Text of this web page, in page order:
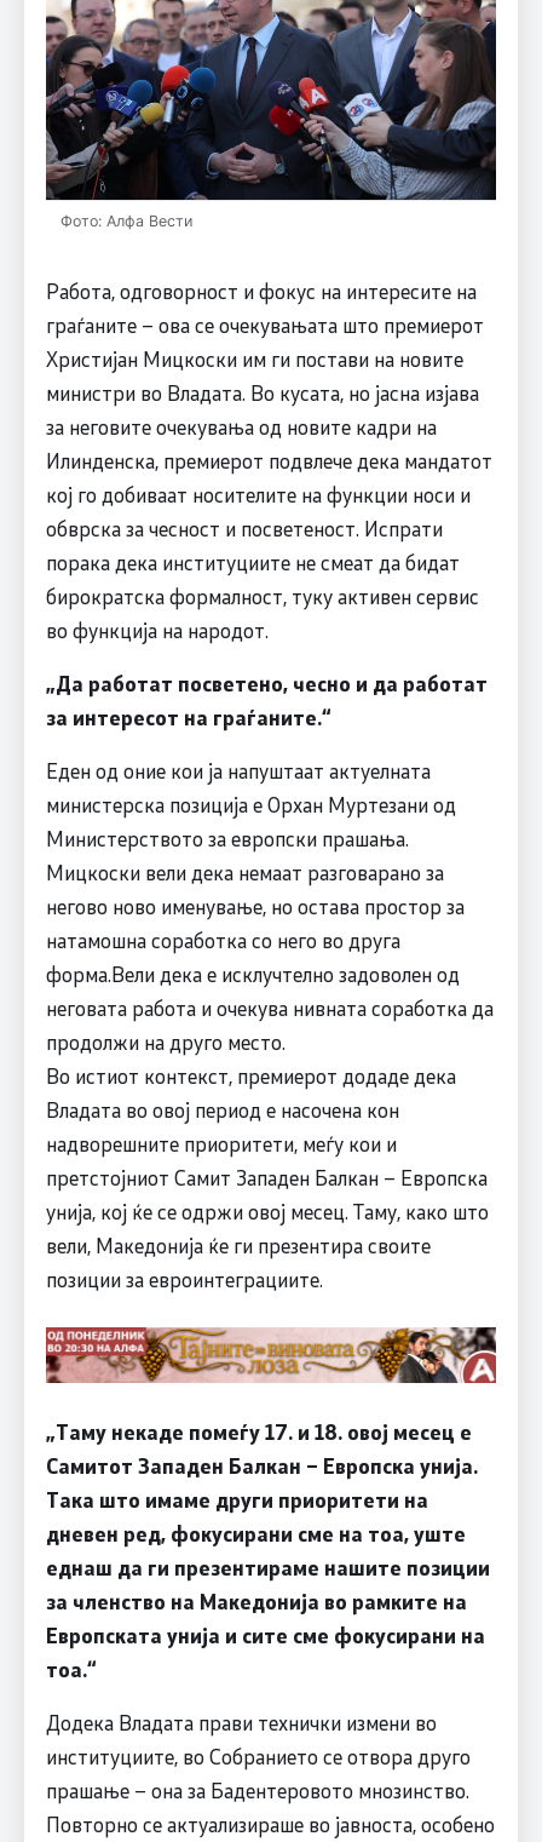
Фото: Алфа Вести
Работа, одговорност и фокус на интересите на
граѓаните – ова се очекувањата што премиерот
Христијан Мицкоски им ги постави на новите
министри во Владата. Во кусата, но јасна изјава
за неговите очекувања од новите кадри на
Илинденска, премиерот подвлече дека мандатот
кој го добиваат носителите на функции носи и
обврска за чесност и посветеност. Испрати
порака дека институциите не смеат да бидат
бирократскa формалност, туку активен сервис
во функција на народот.
„Да работат посветено, чесно и да работат
за интересот на граѓаните.“
Еден од оние кои ја напуштаат актуелната
министерска позиција е Орхан Муртезани од
Министерството за европски прашања.
Мицкоски вели дека немаат разговарано за
негово ново именување, но остава простор за
натамошна соработка со него во друга
форма.Вели дека е исклучтелно задоволен од
неговата работа и очекува нивната соработка да
продолжи на друго место.
Во истиот контекст, премиерот додаде дека
Владата во овој период е насочена кон
надворешните приоритети, меѓу кои и
претстојниот Самит Западен Балкан – Европска
унија, кој ќе се одржи овој месец. Таму, како што
вели, Македонија ќе ги презентира своите
позиции за евроинтеграциите.
„Таму некаде помеѓу 17. и 18. овој месец е
Самитот Западен Балкан – Европска унија.
Така што имаме други приоритети на
дневен ред, фокусирани сме на тоа, уште
еднаш да ги презентираме нашите позиции
за членство на Македонија во рамките на
Европската унија и сите сме фокусирани на
тоа.“
Додека Владата прави технички измени во
институциите, во Собранието се отвора друго
прашање – она за Бадентеровото мнозинство.
Повторно се актуализираше во јавноста, особено